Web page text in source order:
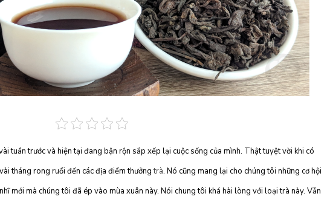
tuần trước và hiện tại đang bận rộn sắp xếp lại cuộc sống của mình. Thật tuyệt vời khi có
tháng rong ruổi đến các địa điểm thưởngtrà. Nó cũng mang lại cho chúng tôi những cơ hội
mới mà chúng tôi đã ép vào mùa xuân này. Nói chung tôi khá hài lòng với loại trà này. Vẫn